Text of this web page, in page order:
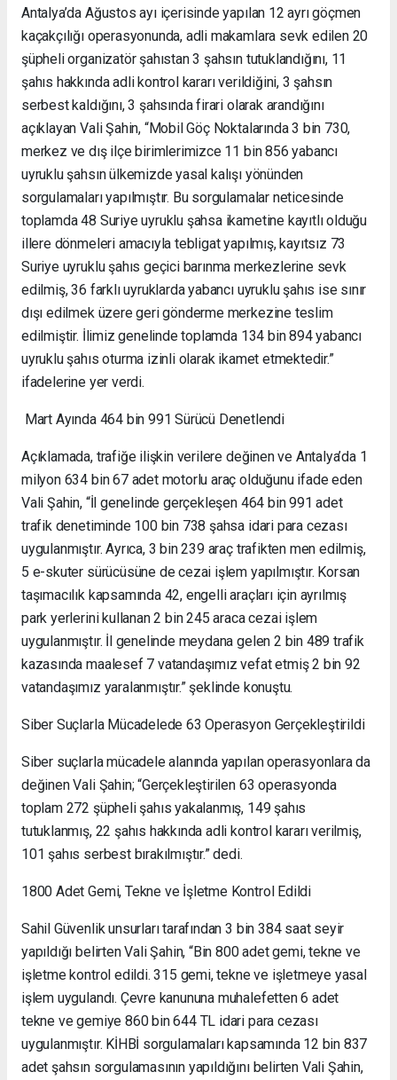
Antalya’da Ağustos ayı içerisinde yapılan 12 ayrı göçmen
kaçakçılığı operasyonunda, adli makamlara sevk edilen 20
şüpheli organizatör şahıstan 3 şahsın tutuklandığını, 11
şahıs hakkında adli kontrol kararı verildiğini, 3 şahsın
serbest kaldığını, 3 şahsında firari olarak arandığını
açıklayan Vali Şahin, “Mobil Göç Noktalarında 3 bin 730,
merkez ve dış ilçe birimlerimizce 11 bin 856 yabancı
uyruklu şahsın ülkemizde yasal kalışı yönünden
sorgulamaları yapılmıştır. Bu sorgulamalar neticesinde
toplamda 48 Suriye uyruklu şahsa ikametine kayıtlı olduğu
illere dönmeleri amacıyla tebligat yapılmış, kayıtsız 73
Suriye uyruklu şahıs geçici barınma merkezlerine sevk
edilmiş, 36 farklı uyruklarda yabancı uyruklu şahıs ise sınır
dışı edilmek üzere geri gönderme merkezine teslim
edilmiştir. İlimiz genelinde toplamda 134 bin 894 yabancı
uyruklu şahıs oturma izinli olarak ikamet etmektedir.”
ifadelerine yer verdi.
Mart Ayında 464 bin 991 Sürücü Denetlendi
Açıklamada, trafiğe ilişkin verilere değinen ve Antalya’da 1
milyon 634 bin 67 adet motorlu araç olduğunu ifade eden
Vali Şahin, “İl genelinde gerçekleşen 464 bin 991 adet
trafik denetiminde 100 bin 738 şahsa idari para cezası
uygulanmıştır. Ayrıca, 3 bin 239 araç trafikten men edilmiş,
5 e-skuter sürücüsüne de cezai işlem yapılmıştır. Korsan
taşımacılık kapsamında 42, engelli araçları için ayrılmış
park yerlerini kullanan 2 bin 245 araca cezai işlem
uygulanmıştır. İl genelinde meydana gelen 2 bin 489 trafik
kazasında maalesef 7 vatandaşımız vefat etmiş 2 bin 92
vatandaşımız yaralanmıştır.” şeklinde konuştu.
Siber Suçlarla Mücadelede 63 Operasyon Gerçekleştirildi
Siber suçlarla mücadele alanında yapılan operasyonlara da
değinen Vali Şahin; “Gerçekleştirilen 63 operasyonda
toplam 272 şüpheli şahıs yakalanmış, 149 şahıs
tutuklanmış, 22 şahıs hakkında adli kontrol kararı verilmiş,
101 şahıs serbest bırakılmıştır.” dedi.
1800 Adet Gemi, Tekne ve İşletme Kontrol Edildi
Sahil Güvenlik unsurları tarafından 3 bin 384 saat seyir
yapıldığı belirten Vali Şahin, “Bin 800 adet gemi, tekne ve
işletme kontrol edildi. 315 gemi, tekne ve işletmeye yasal
işlem uygulandı. Çevre kanununa muhalefetten 6 adet
tekne ve gemiye 860 bin 644 TL idari para cezası
uygulanmıştır. KİHBİ sorgulamaları kapsamında 12 bin 837
adet şahsın sorgulamasının yapıldığını belirten Vali Şahin,